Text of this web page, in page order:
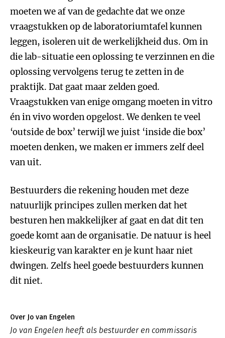
moeten we af van de gedachte dat we onze
vraagstukken op de laboratoriumtafel kunnen
leggen, isoleren uit de werkelijkheid dus. Om in
die lab-situatie een oplossing te verzinnen en die
oplossing vervolgens terug te zetten in de
praktijk. Dat gaat maar zelden goed.
Vraagstukken van enige omgang moeten in vitro
én in vivo worden opgelost. We denken te veel
‘outside de box’ terwijl we juist ‘inside die box’
moeten denken, we maken er immers zelf deel
van uit.
Bestuurders die rekening houden met deze
natuurlijk principes zullen merken dat het
besturen hen makkelijker af gaat en dat dit ten
goede komt aan de organisatie. De natuur is heel
kieskeurig van karakter en je kunt haar niet
dwingen. Zelfs heel goede bestuurders kunnen
dit niet.
Over Jo van Engelen
Jo van Engelen heeft als bestuurder en commissaris